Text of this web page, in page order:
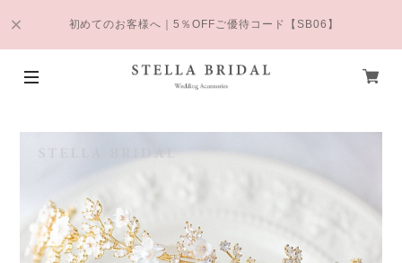
初めてのお客様へ｜5％OFFご優待コード【SB06】